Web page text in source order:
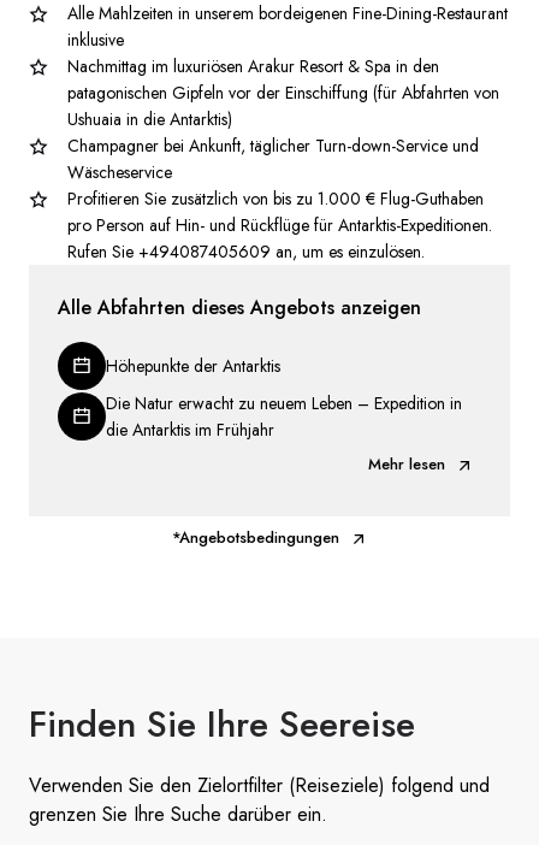
Alle Mahlzeiten in unserem bordeigenen Fine-Dining-Restaurant
inklusive
Nachmittag im luxuriösen Arakur Resort & Spa in den
patagonischen Gipfeln vor der Einschiffung (für Abfahrten von
Ushuaia in die Antarktis)
Champagner bei Ankunft, täglicher Turn-down-Service und
Wäscheservice
Profitieren Sie zusätzlich von bis zu 1.000 € Flug-Guthaben
pro Person auf Hin- und Rückflüge für Antarktis-Expeditionen.
Rufen Sie +494087405609 an, um es einzulösen.
Alle Abfahrten dieses Angebots anzeigen
Höhepunkte der Antarktis
Die Natur erwacht zu neuem Leben – Expedition in
die Antarktis im Frühjahr
Mehr lesen
*Angebotsbedingungen
Finden Sie Ihre Seereise
Verwenden Sie den Zielortfilter (Reiseziele) folgend und
grenzen Sie Ihre Suche darüber ein.